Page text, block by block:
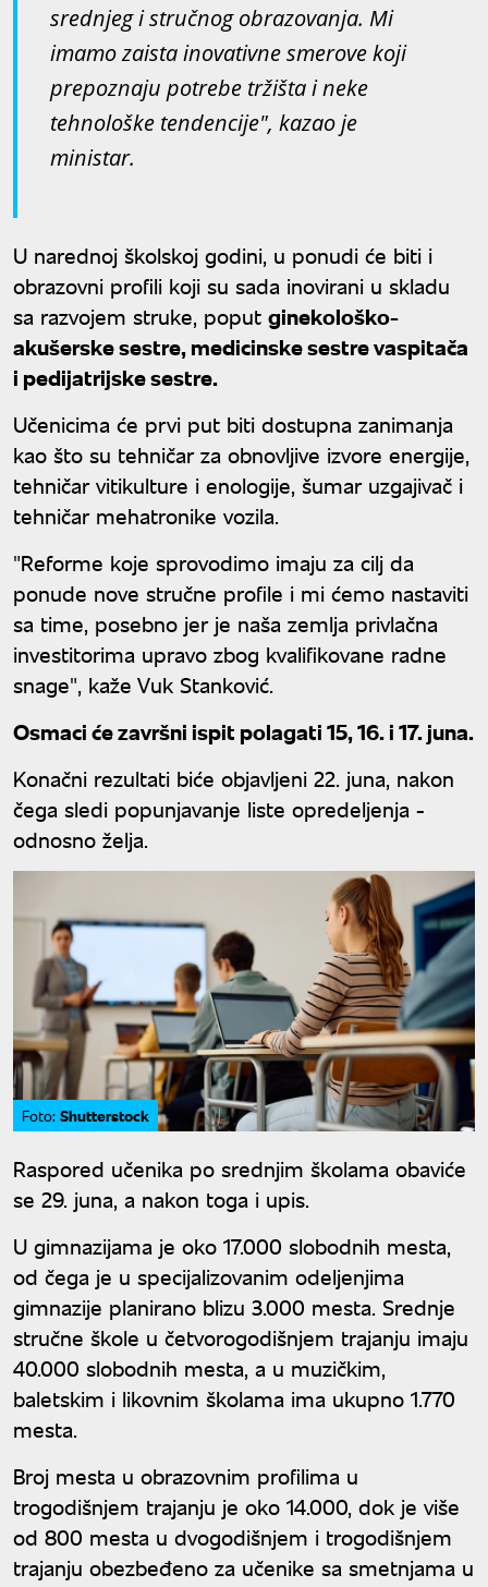
srednjeg i stručnog obrazovanja. Mi
imamo zaista inovativne smerove koji
prepoznaju potrebe tržišta i neke
tehnološke tendencije", kazao je
ministar.
U narednoj školskoj godini, u ponudi će biti i
obrazovni profili koji su sada inovirani u skladu
sa razvojem struke, poput ginekološko-
akušerske sestre, medicinske sestre vaspitača
i pedijatrijske sestre.
Učenicima će prvi put biti dostupna zanimanja
kao što su tehničar za obnovljive izvore energije,
tehničar vitikulture i enologije, šumar uzgajivač i
tehničar mehatronike vozila.
"Reforme koje sprovodimo imaju za cilj da
ponude nove stručne profile i mi ćemo nastaviti
sa time, posebno jer je naša zemlja privlačna
investitorima upravo zbog kvalifikovane radne
snage", kaže Vuk Stanković.
Osmaci će završni ispit polagati 15, 16. i 17. juna.
Konačni rezultati biće objavljeni 22. juna, nakon
čega sledi popunjavanje liste opredeljenja -
odnosno želja.
Foto: Shutterstock
Raspored učenika po srednjim školama obaviće
se 29. juna, a nakon toga i upis.
U gimnazijama je oko 17.000 slobodnih mesta,
od čega je u specijalizovanim odeljenjima
gimnazije planirano blizu 3.000 mesta. Srednje
stručne škole u četvorogodišnjem trajanju imaju
40.000 slobodnih mesta, a u muzičkim,
baletskim i likovnim školama ima ukupno 1.770
mesta.
Broj mesta u obrazovnim profilima u
trogodišnjem trajanju je oko 14.000, dok je više
od 800 mesta u dvogodišnjem i trogodišnjem
trajanju obezbeđeno za učenike sa smetnjama u